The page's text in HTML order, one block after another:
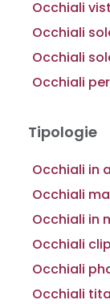
Occhiali
Occhiali
Occhiali
Occhiali
Tipologie
Occhiali in
Occhiali
Occhiali in
Occhiali
Occhiali
Occhiali